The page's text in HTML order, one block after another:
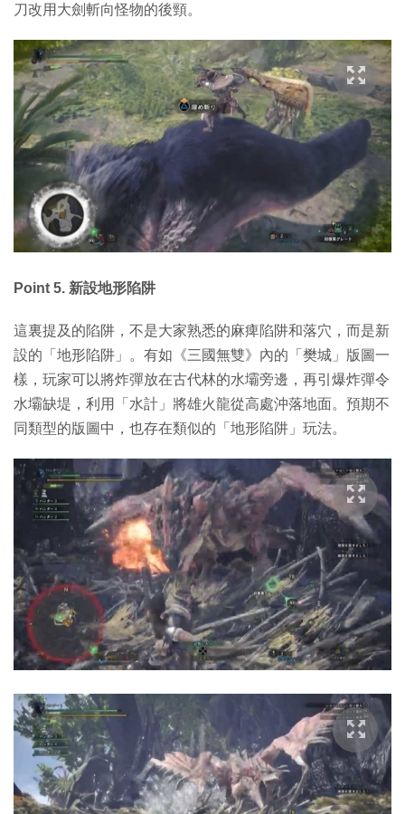
刀改用大劍斬向怪物的後頸。
Point 5. 新設地形陷阱
這裏提及的陷阱，不是大家熟悉的麻痺陷阱和落穴，而是新
設的「地形陷阱」。有如《三國無雙》內的「樊城」版圖一
樣，玩家可以將炸彈放在古代林的水壩旁邊，再引爆炸彈令
水壩缺堤，利用「水計」將雄火龍從高處沖落地面。預期不
同類型的版圖中，也存在類似的「地形陷阱」玩法。